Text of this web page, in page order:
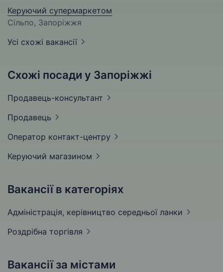
Керуючий супермаркетом
Сільпо, Запоріжжя
Усі схожі вакансії
Схожі посади у Запоріжжі
Продавець-консультант
Продавець
Оператор контакт-центру
Керуючий магазином
Вакансії в категоріях
Адмiнiстрацiя, керівництво середньої ланки
Роздрібна торгівля
Вакансії за містами